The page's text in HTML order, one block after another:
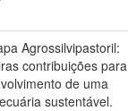
Agrossilvipastoril:
contribuições
de uma
sustentável.